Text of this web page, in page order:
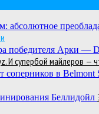
И супербой майлеров —